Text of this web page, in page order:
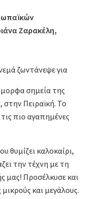
Ζαρακέλη,
ζωντάνεψε για
σημεία της
Πειραϊκή. Το
πιο αγαπημένες
θυμίζει καλοκαίρι,
την τέχνη με τη
μας! Προσέλκυσε και
και μεγάλους.